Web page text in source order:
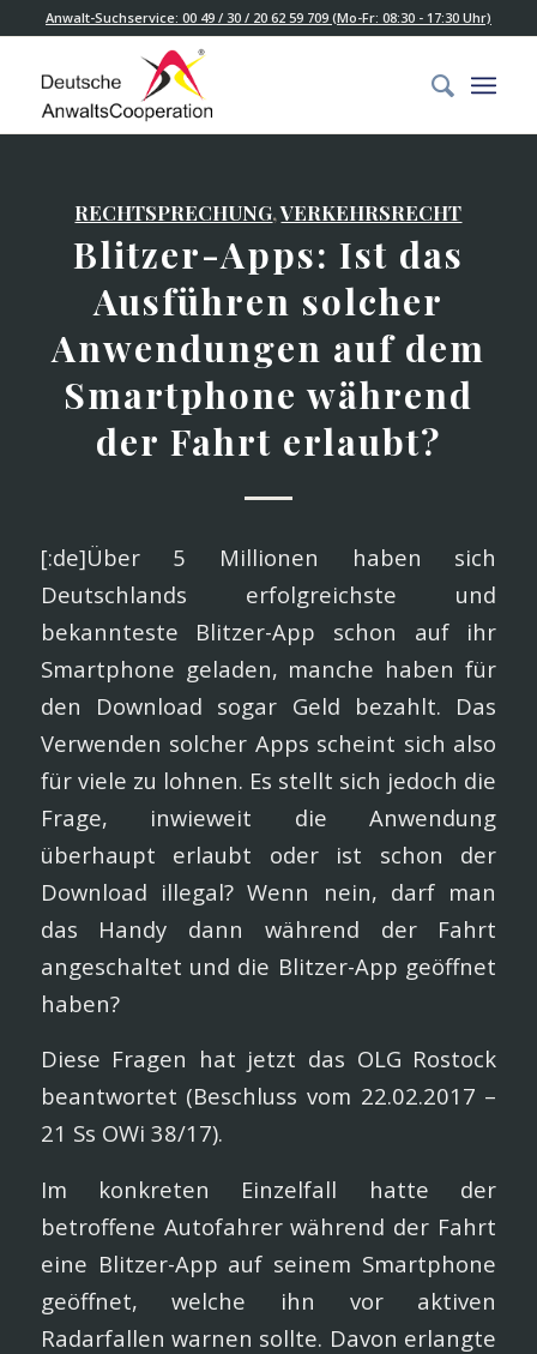
Anwalt-Suchservice: 00 49 / 30 / 20 62 59 709 (Mo-Fr: 08:30 - 17:30 Uhr)
RECHTSPRECHUNG,VERKEHRSRECHT
Blitzer-Apps: Ist das
Ausführen solcher
Anwendungen auf dem
Smartphone während
der Fahrt erlaubt?
[:de]Über 5 Millionen haben sich
Deutschlands erfolgreichste und
bekannteste Blitzer-App schon auf ihr
Smartphone geladen, manche haben für
den Download sogar Geld bezahlt. Das
Verwenden solcher Apps scheint sich also
für viele zu lohnen. Es stellt sich jedoch die
Frage, inwieweit die Anwendung
überhaupt erlaubt oder ist schon der
Download illegal? Wenn nein, darf man
das Handy dann während der Fahrt
angeschaltet und die Blitzer-App geöffnet
haben?
Diese Fragen hat jetzt das OLG Rostock
beantwortet (Beschluss vom 22.02.2017 –
21 Ss OWi 38/17).
Im konkreten Einzelfall hatte der
betroffene Autofahrer während der Fahrt
eine Blitzer-App auf seinem Smartphone
geöffnet, welche ihn vor aktiven
Radarfallen warnen sollte. Davon erlangte